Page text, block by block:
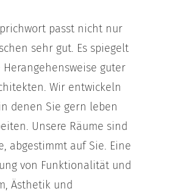
passt nicht nur
sehr gut. Es spiegelt
Herangehensweise guter
Wir entwickeln
denen Sie gern leben
Unsere Räume sind
abgestimmt auf Sie. Eine
von Funktionalität und
Ästhetik und